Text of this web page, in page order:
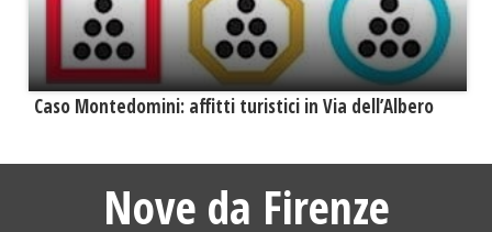
Caso Montedomini: affitti turistici in Via dell’Albero
Nove da Firenze